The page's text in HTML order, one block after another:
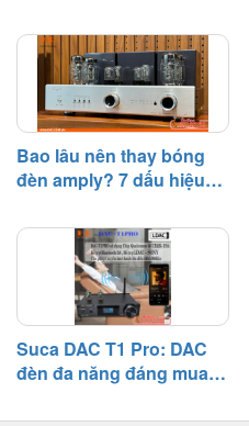
Bao lâu nên thay bóng
đèn amply? 7 dấu hiệu
Suca DAC T1 Pro: DAC
đèn đa năng đáng mua